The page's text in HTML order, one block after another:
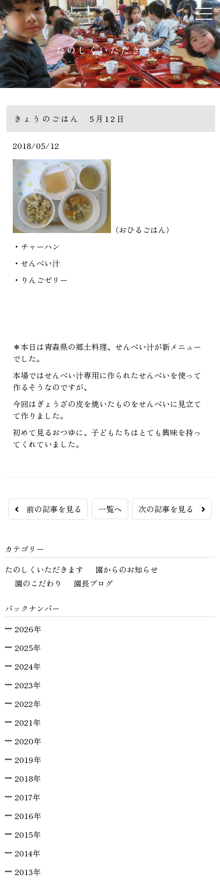
たのしくいただきます
きょうのごはん 5月12日
2018/05/12
（おひるごはん）
・チャーハン
・せんべい汁
・りんごゼリー
＊本日は青森県の郷土料理、せんべい汁が新メニュー
でした。
本場ではせんべい汁専用に作られたせんべいを使って
作るそうなのですが、
今回はぎょうざの皮を焼いたものをせんべいに見立て
て作りました。
初めて見るおつゆに、子どもたちはとても興味を持っ
てくれていました。
前の記事を見る 一覧へ 次の記事を見る
カテゴリー
たのしくいただきます
園からのお知らせ
園のこだわり
園長ブログ
バックナンバー
2026年
2025年
2024年
2023年
2022年
2021年
2020年
2019年
2018年
2017年
2016年
2015年
2014年
2013年